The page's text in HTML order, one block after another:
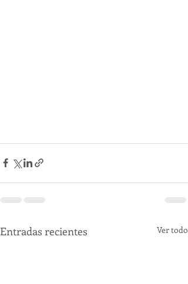
Entradas recientes Ver todo